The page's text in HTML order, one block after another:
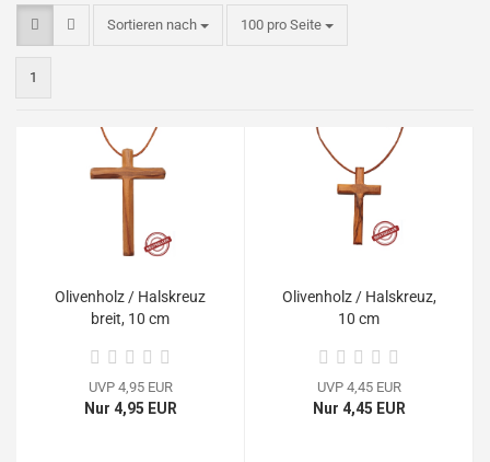
Sortieren nach 100 pro Seite
1
Olivenholz / Halskreuz
breit, 10 cm
UVP 4,95 EUR
Nur 4,95 EUR
Olivenholz / Halskreuz,
10 cm
UVP 4,45 EUR
Nur 4,45 EUR